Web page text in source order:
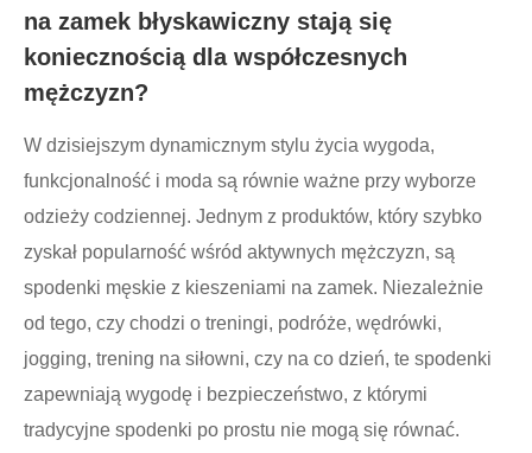
na zamek błyskawiczny stają się
koniecznością dla współczesnych
mężczyzn?
W dzisiejszym dynamicznym stylu życia wygoda,
funkcjonalność i moda są równie ważne przy wyborze
odzieży codziennej. Jednym z produktów, który szybko
zyskał popularność wśród aktywnych mężczyzn, są
spodenki męskie z kieszeniami na zamek. Niezależnie
od tego, czy chodzi o treningi, podróże, wędrówki,
jogging, trening na siłowni, czy na co dzień, te spodenki
zapewniają wygodę i bezpieczeństwo, z którymi
tradycyjne spodenki po prostu nie mogą się równać.